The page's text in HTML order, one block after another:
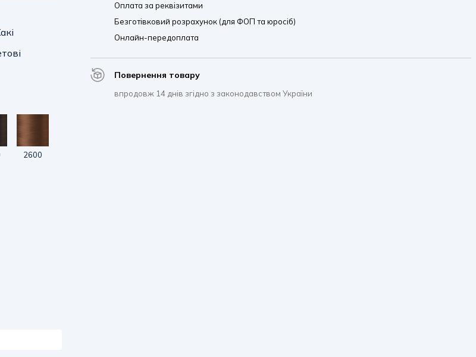
2600
Оплата за реквізитами
Безготівковий розрахунок (для ФОП та юросіб)
Онлайн-передоплата
Повернення товару
впродовж 14 днів згідно з законодавством України